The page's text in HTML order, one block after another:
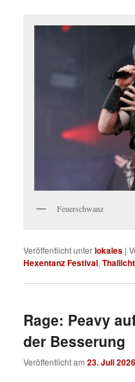
Feuerschwanz
Veröffentlicht unterlokales |
Hexentanz Festival,
Rage: Peavy
der Besserung
Veröffentlicht am23. Juli 2026